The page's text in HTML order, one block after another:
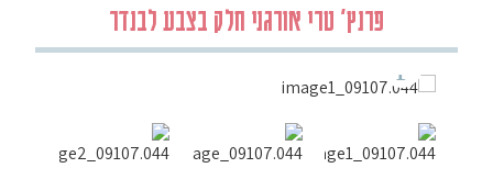
פרנץ' טרי אורגני חלק בצבע לבנדר